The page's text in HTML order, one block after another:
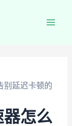
别延迟卡顿的
器怎么